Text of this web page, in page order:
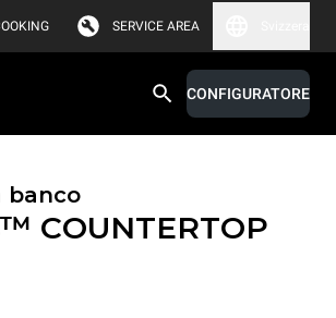
SERVICE AREA
CONFIGURATORE
banco
COUNTERTOP